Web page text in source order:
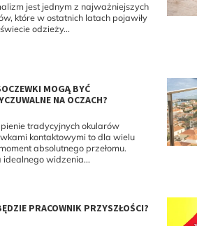
jest jednym z najważniejszych
które w ostatnich latach pojawiły
odzieży...
MOGĄ BYĆ
NA OCZACH?
tradycyjnych okularów
kontaktowymi to dla wielu
absolutnego przełomu.
idealnego widzenia...
PRACOWNIK PRZYSZŁOŚCI?